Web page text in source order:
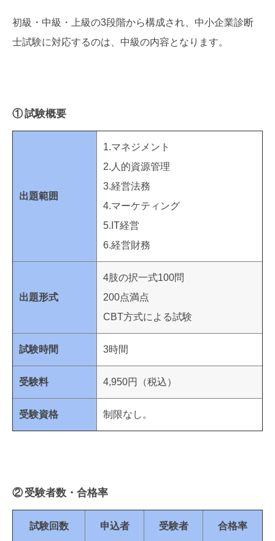
初級・中級・上級の3段階から構成され、中小企業診断
士試験に対応するのは、中級の内容となります。
① 試験概要
出題範囲
1.マネジメント
2.人的資源管理
3.経営法務
4.マーケティング
5.IT経営
6.経営財務
出題形式
4肢の択一式100問
200点満点
CBT方式による試験
試験時間 3時間
受験料 4,950円（税込）
受験資格 制限なし。
② 受験者数・合格率
試験回数 申込者 受験者 合格率